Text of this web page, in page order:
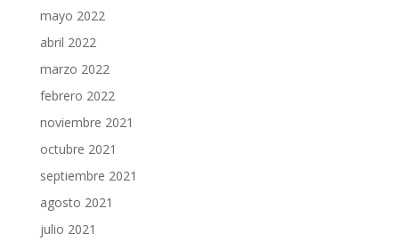
mayo 2022
abril 2022
marzo 2022
febrero 2022
noviembre 2021
octubre 2021
septiembre 2021
agosto 2021
julio 2021